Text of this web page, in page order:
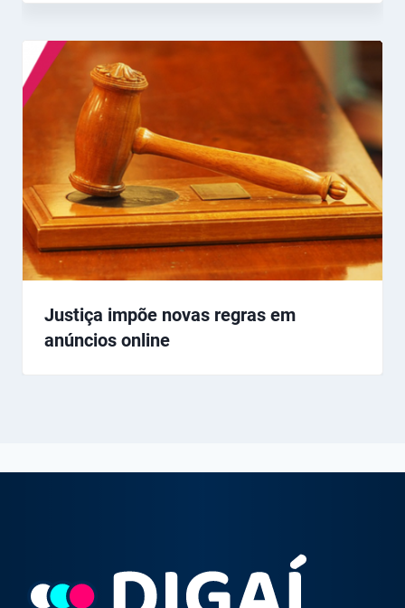
Justiça impõe novas regras em
anúncios online